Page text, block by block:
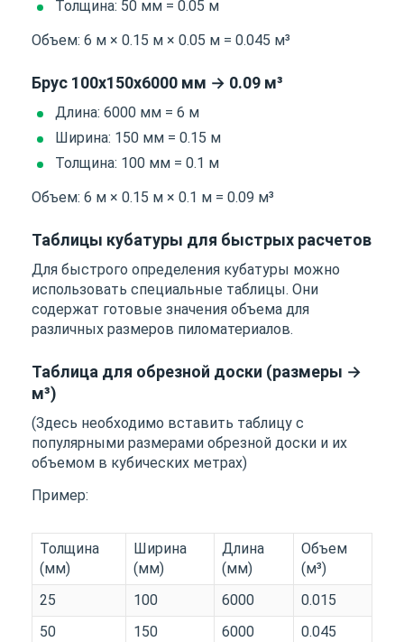
Толщина: 50 мм = 0.05 м
Объем: 6 м × 0.15 м × 0.05 м = 0.045 м³
Брус 100х150х6000 мм → 0.09 м³
Длина: 6000 мм = 6 м
Ширина: 150 мм = 0.15 м
Толщина: 100 мм = 0.1 м
Объем: 6 м × 0.15 м × 0.1 м = 0.09 м³
Таблицы кубатуры для быстрых расчетов
Для быстрого определения кубатуры можно
использовать специальные таблицы. Они
содержат готовые значения объема для
различных размеров пиломатериалов.
Таблица для обрезной доски (размеры →
м³)
(Здесь необходимо вставить таблицу с
популярными размерами обрезной доски и их
объемом в кубических метрах)
Пример:
Толщина
(мм)
Ширина
(мм)
Длина
(мм)
Объем
(м³)
25
100 6000
0.015
50
150 6000 0.045